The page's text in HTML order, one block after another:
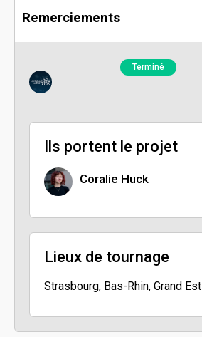
Remerciements
Terminé
Ils portent le projet
Coralie Huck
Lieux de tournage
Strasbourg, Bas-Rhin, Grand Est